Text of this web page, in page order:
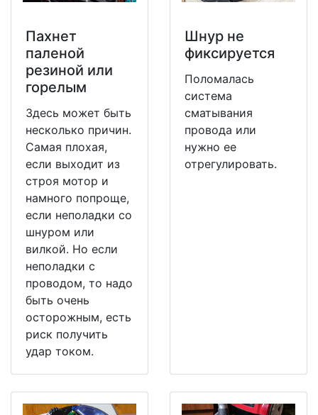
Пахнет
паленой
резиной или
горелым
Здесь может быть
несколько причин.
Самая плохая,
если выходит из
строя мотор и
намного попроще,
если неполадки со
шнуром или
вилкой. Но если
неполадки с
проводом, то надо
быть очень
осторожным, есть
риск получить
удар током.
Шнур не
фиксируется
Поломалась
система
сматывания
провода или
нужно ее
отрегулировать.